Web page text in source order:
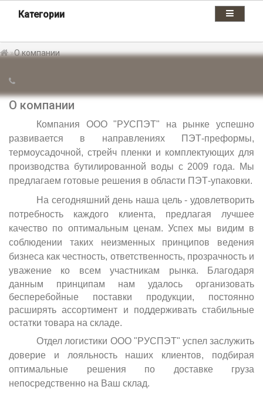
Категории
О компании
О компании
Компания ООО "РУСПЭТ" на рынке успешно
развивается в направлениях ПЭТ-преформы,
термоусадочной, стрейч пленки и комплектующих для
производства бутилированной воды с 2009 года. Мы
предлагаем готовые решения в области ПЭТ-упаковки.
На сегодняшний день наша цель - удовлетворить
потребность каждого клиента, предлагая лучшее
качество по оптимальным ценам.Успех мы видим в
соблюдении таких неизменных принципов ведения
бизнеса как честность, ответственность, прозрачность и
уважение ко всем участникам рынка.
Благодаря
данным принципам нам удалось организовать
бесперебойные поставки продукции, постоянно
расширять ассортимент и поддерживать стабильные
остатки товара на складе.
Отдел логистики ООО "РУСПЭТ" успел заслужить
доверие и лояльность наших клиентов, подбирая
оптимальные решения по доставке груза
непосредственно на Ваш склад.